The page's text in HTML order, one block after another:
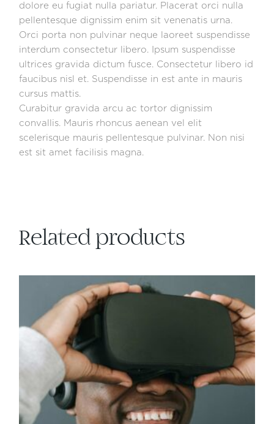
dolore eu fugiat nulla pariatur. Placerat orci nulla
pellentesque dignissim enim sit venenatis urna.
Orci porta non pulvinar neque laoreet suspendisse
interdum consectetur libero. Ipsum suspendisse
ultrices gravida dictum fusce. Consectetur libero id
faucibus nisl et. Suspendisse in est ante in mauris
cursus mattis.
Curabitur gravida arcu ac tortor dignissim
convallis. Mauris rhoncus aenean vel elit
scelerisque mauris pellentesque pulvinar. Non nisi
est sit amet facilisis magna.
Related products